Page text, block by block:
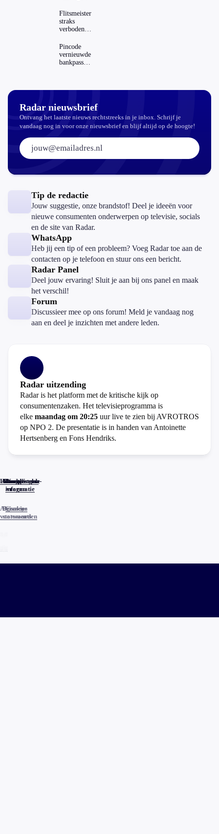
autisme?
Zo
verwijder
Flitsmeister
straks
verboden?
regels in
Nederland
en het
buitenland
Pincode
vernieuwde
bankpassen
Radar nieuwsbrief
Ontvang het laatste nieuws rechtstreeks in je inbox. Schrijf je
vandaag nog in voor onze nieuwsbrief en blijf altijd op de hoogte!
E-mailadres:
Tip de redactie
Jouw suggestie, onze brandstof! Deel je ideeën voor
nieuwe consumenten onderwerpen op televisie, socials
en de site van Radar.
WhatsApp
Heb jij een tip of een probleem? Voeg Radar toe aan de
contacten op je telefoon en stuur ons een bericht.
Radar Panel
Deel jouw ervaring! Sluit je aan bij ons panel en maak
het verschil!
Forum
Discussieer mee op ons forum! Meld je vandaag nog
aan en deel je inzichten met andere leden.
Radar uitzending
Radar is het platform met de kritische kijk op
consumentenzaken. Het televisieprogramma is
elke maandag om 20:25 uur live te zien bij AVROTROS
op NPO 2. De presentatie is in handen van Antoinette
Hertsenberg en Fons Hendriks.
Home
Actueel
Uitzendingen
Reacties
Programma-
informatie
Veelgestelde
vragen
Algemene
voorwaarden
Privacy
statements
Cookies